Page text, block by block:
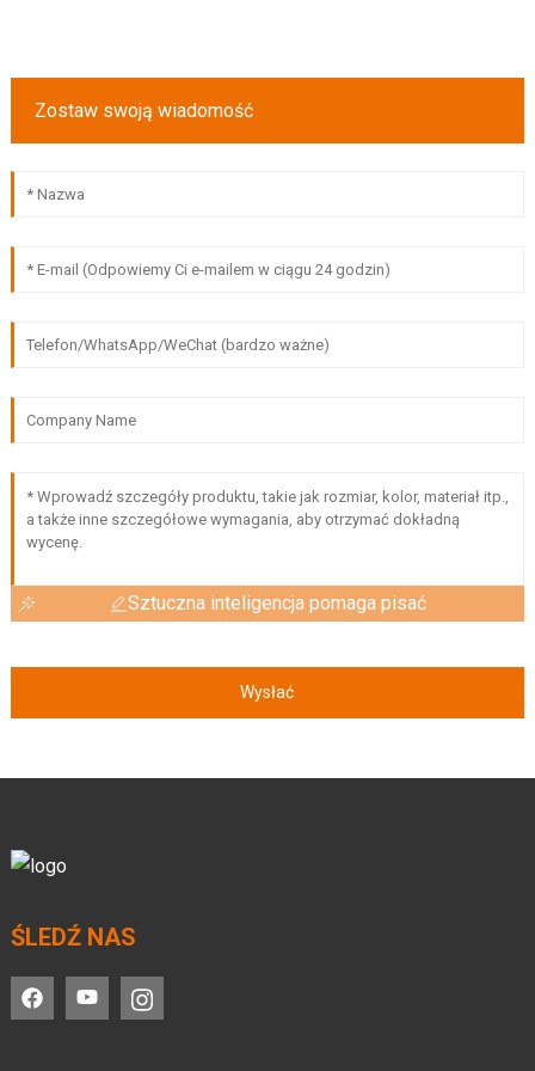
Zostaw swoją wiadomość
Sztuczna inteligencja pomaga pisać
Wysłać
ŚLEDŹ NAS